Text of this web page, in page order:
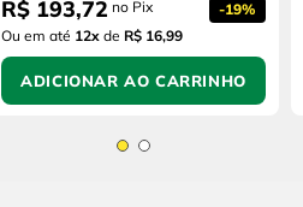
R$ 193,72 no Pix -19%
Ou em até 12x de R$ 16,99
ADICIONAR AO CARRINHO